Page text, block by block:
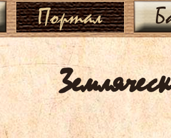
Портал